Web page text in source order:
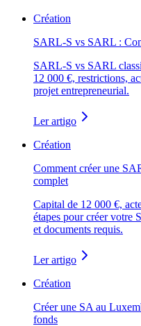
Création
SARL-S vs SARL :
SARL-S vs SARL
12 000 €, restrictions,
projet entrepreneurial.
Ler artigo
Création
Comment créer une
complet
Capital de 12 000 €,
étapes pour créer votre
et documents requis.
Ler artigo
Création
Créer une SA au
fonds